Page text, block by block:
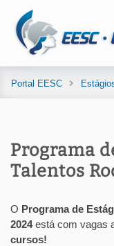
Portal EESC
Programa
Talentos
O Programa de
2024 está com vagas
cursos!